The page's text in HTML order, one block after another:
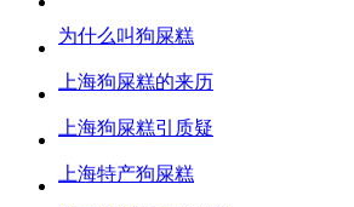
为什么叫狗屎糕
上海狗屎糕的来历
上海狗屎糕引质疑
上海特产狗屎糕